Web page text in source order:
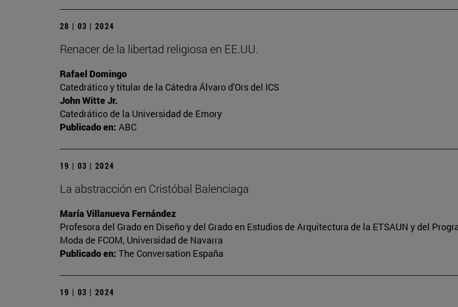
28 | 03 | 2024
Renacer de la libertad religiosa en EE.UU.
Rafael Domingo
Catedrático y titular de la Cátedra Álvaro d'Ors del ICS
John Witte Jr.
Catedrático de la Universidad de Emory
Publicado en: ABC
19 | 03 | 2024
La abstracción en Cristóbal Balenciaga
María Villanueva Fernández
Profesora del Grado en Diseño y del Grado en Estudios de Arquitectura de la ETSAUN y del
Moda de FCOM, Universidad de Navarra
Publicado en: The Conversation España
19 | 03 | 2024